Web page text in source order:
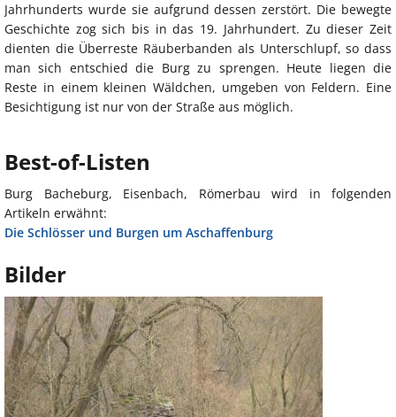
Jahrhunderts wurde sie aufgrund dessen zerstört. Die bewegte
Geschichte zog sich bis in das 19. Jahrhundert. Zu dieser Zeit
dienten die Überreste Räuberbanden als Unterschlupf, so dass
man sich entschied die Burg zu sprengen. Heute liegen die
Reste in einem kleinen Wäldchen, umgeben von Feldern. Eine
Besichtigung ist nur von der Straße aus möglich.
Best-of-Listen
Burg Bacheburg, Eisenbach, Römerbau wird in folgenden
Artikeln erwähnt:
Die Schlösser und Burgen um Aschaffenburg
Bilder